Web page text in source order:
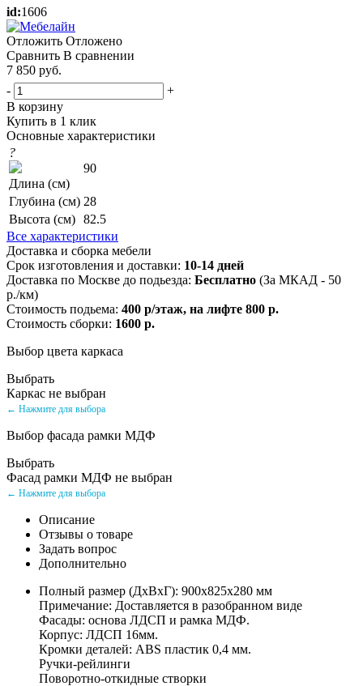
id:1606
Отложить Отложено
Сравнить В сравнении
7 850 руб.
-
+
В корзину
Купить в 1 клик
Основные характеристики
?
Длина (см)
90
Глубина (см) 28
Высота (см) 82.5
Все характеристики
Доставка и сборка мебели
Срок изготовления и доставки: 10-14 дней
Доставка по Москве до подьезда: Бесплатно (За МКАД - 50
р./км)
Стоимость подьема: 400 р/этаж, на лифте 800 р.
Стоимость сборки: 1600 р.
Выбор цвета каркаса
Выбрать
Каркас не выбран
← Нажмите для выбора
Выбор фасада рамки МДФ
Выбрать
Фасад рамки МДФ не выбран
← Нажмите для выбора
Описание
Отзывы о товаре
Задать вопрос
Дополнительно
Полный размер (ДхВхГ): 900х825х280 мм
Примечание: Доставляется в разобранном виде
Фасады: основа ЛДСП и рамка МДФ.
Корпус: ЛДСП 16мм.
Кромки деталей: ABS пластик 0,4 мм.
Ручки-рейлинги
Поворотно-откидные створки